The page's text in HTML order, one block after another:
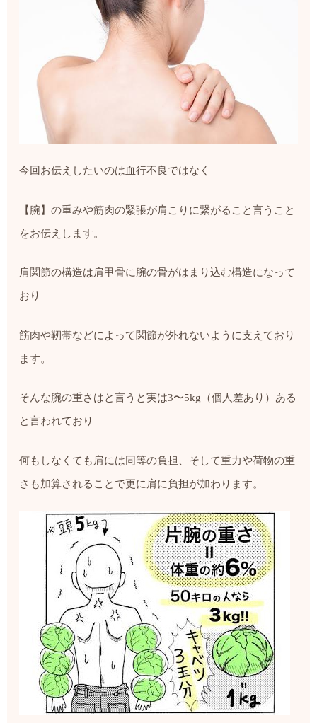
今回お伝えしたいのは血行不良ではなく
【腕】の重みや筋肉の緊張が肩こりに繋がること言うこと
をお伝えします。
肩関節の構造は肩甲骨に腕の骨がはまり込む構造になって
おり
筋肉や靭帯などによって関節が外れないように支えており
ます。
そんな腕の重さはと言うと実は3〜5kg （個人差あり）ある
と言われており
何もしなくても肩には同等の負担、そして重力や荷物の重
さも加算されることで更に肩に負担が加わります。